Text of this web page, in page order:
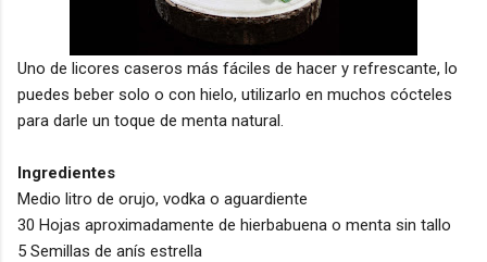
Uno de licores caseros más fáciles de hacer y refrescante, lo
puedes beber solo o con hielo, utilizarlo en muchos cócteles
para darle un toque de menta natural.
Ingredientes
Medio litro de orujo, vodka o aguardiente
30 Hojas aproximadamente de hierbabuena o menta sin tallo
5 Semillas de anís estrella